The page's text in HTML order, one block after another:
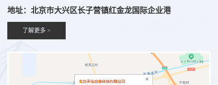
地址：北京市大兴区长子营镇红金龙国际企业港
了解更多 >